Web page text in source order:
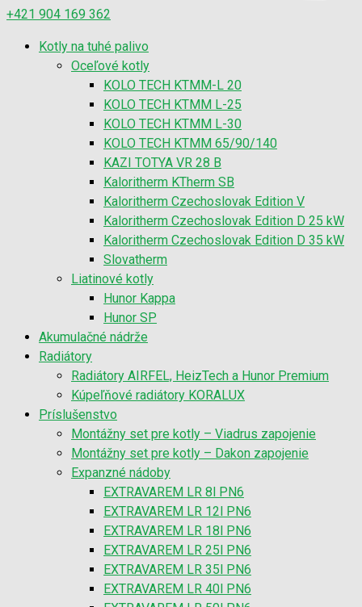
+421 904 169 362
Kotly na tuhé palivo
Oceľové kotly
KOLO TECH KTMM-L 20
KOLO TECH KTMM L-25
KOLO TECH KTMM L-30
KOLO TECH KTMM 65/90/140
KAZI TOTYA VR 28 B
Kaloritherm KTherm SB
Kaloritherm Czechoslovak Edition V
Kaloritherm Czechoslovak Edition D 25 kW
Kaloritherm Czechoslovak Edition D 35 kW
Slovatherm
Liatinové kotly
Hunor Kappa
Hunor SP
Akumulačné nádrže
Radiátory
Radiátory AIRFEL, HeizTech a Hunor Premium
Kúpeľňové radiátory KORALUX
Príslušenstvo
Montážny set pre kotly – Viadrus zapojenie
Montážny set pre kotly – Dakon zapojenie
Expanzné nádoby
EXTRAVAREM LR 8l PN6
EXTRAVAREM LR 12l PN6
EXTRAVAREM LR 18l PN6
EXTRAVAREM LR 25l PN6
EXTRAVAREM LR 35l PN6
EXTRAVAREM LR 40l PN6